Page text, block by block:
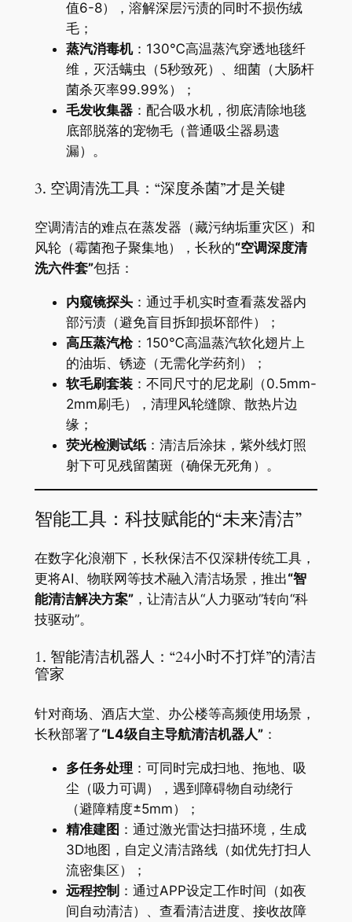
值6-8），溶解深层污渍的同时不损伤绒
毛；
​蒸汽消毒机​​：130℃高温蒸汽穿透地毯纤
维，灭活螨虫（5秒致死）、细菌（大肠杆
菌杀灭率99.99%）；
​毛发收集器​​：配合吸水机，彻底清除地毯
底部脱落的宠物毛（普通吸尘器易遗
漏）。
3. 空调清洗工具：“深度杀菌”才是关键
空调清洁的难点在蒸发器（藏污纳垢重灾区）和
风轮（霉菌孢子聚集地），长秋的​​“空调深度清
洗六件套”​​包括：
​内窥镜探头​​：通过手机实时查看蒸发器内
部污渍（避免盲目拆卸损坏部件）；
​高压蒸汽枪​​：150℃高温蒸汽软化翅片上
的油垢、锈迹（无需化学药剂）；
​软毛刷套装​​：不同尺寸的尼龙刷（0.5mm-
2mm刷毛），清理风轮缝隙、散热片边
缘；
​荧光检测试纸​​：清洁后涂抹，紫外线灯照
射下可见残留菌斑（确保无死角）。
智能工具：科技赋能的“未来清洁”
在数字化浪潮下，长秋保洁不仅深耕传统工具，
更将AI、物联网等技术融入清洁场景，推出​​“智
能清洁解决方案”​​，让清洁从“人力驱动”转向“科
技驱动”。
1. 智能清洁机器人：“24小时不打烊”的清洁
管家
针对商场、酒店大堂、办公楼等高频使用场景，
长秋部署了​​“L4级自主导航清洁机器人”​​：
​多任务处理​ ​：可同时完成扫地、拖地、吸
尘（吸力可调），遇到障碍物自动绕行
（避障精度±5mm）；
​精准建图​ ​：通过激光雷达扫描环境，生成
3D地图，自定义清洁路线（如优先打扫人
流密集区）；
​远程控制​ ​：通过APP设定工作时间（如夜
间自动清洁）、查看清洁进度、接收故障